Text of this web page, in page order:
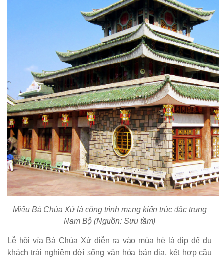
Miếu Bà Chúa Xứ là công trình mang kiến trúc đặc trưng
Nam Bộ (Nguồn: Sưu tầm)
Lễ hội vía Bà Chúa Xứ diễn ra vào mùa hè là dịp để du
khách trải nghiệm đời sống văn hóa bản địa, kết hợp cầu